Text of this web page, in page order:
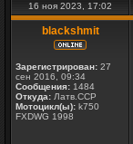
16 ноя 2023, 17:02
blackshmit
Зарегистрирован: 27
сен 2016, 09:34
Сообщения: 1484
Откуда: Латв.ССР
Мотоцикл(ы): k750
FXDWG 1998